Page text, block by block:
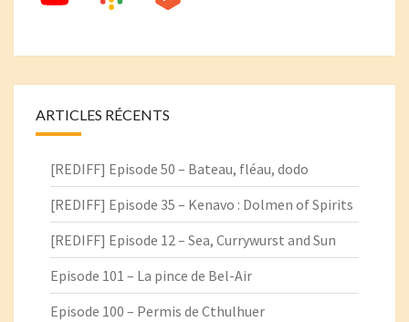
ARTICLES RÉCENTS
[REDIFF] Episode 50 – Bateau, fléau, dodo
[REDIFF] Episode 35 – Kenavo : Dolmen of Spirits
[REDIFF] Episode 12 – Sea, Currywurst and Sun
Episode 101 – La pince de Bel-Air
Episode 100 – Permis de Cthulhuer